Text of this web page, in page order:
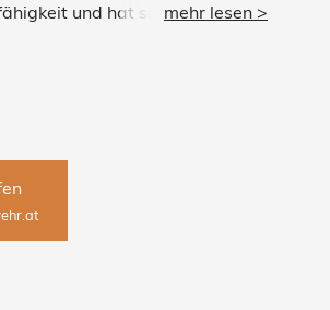
und hat sichere
bestens geeignet.
mehr lesen >